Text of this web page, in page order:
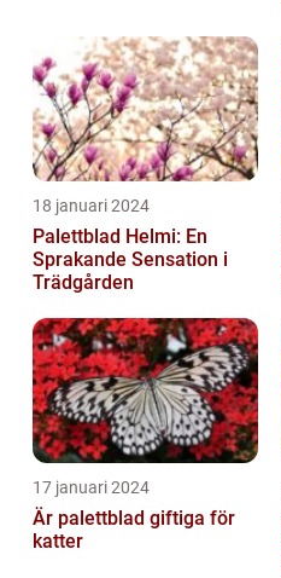
18 januari 2024
Palettblad Helmi: En
Sprakande Sensation i
Trädgården
17 januari 2024
Är palettblad giftiga för
katter